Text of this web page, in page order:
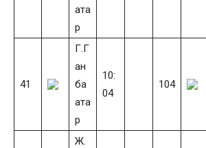
ата
р
41
Г.Г
ан
ба
ата
р
10:
04
104
Ж.